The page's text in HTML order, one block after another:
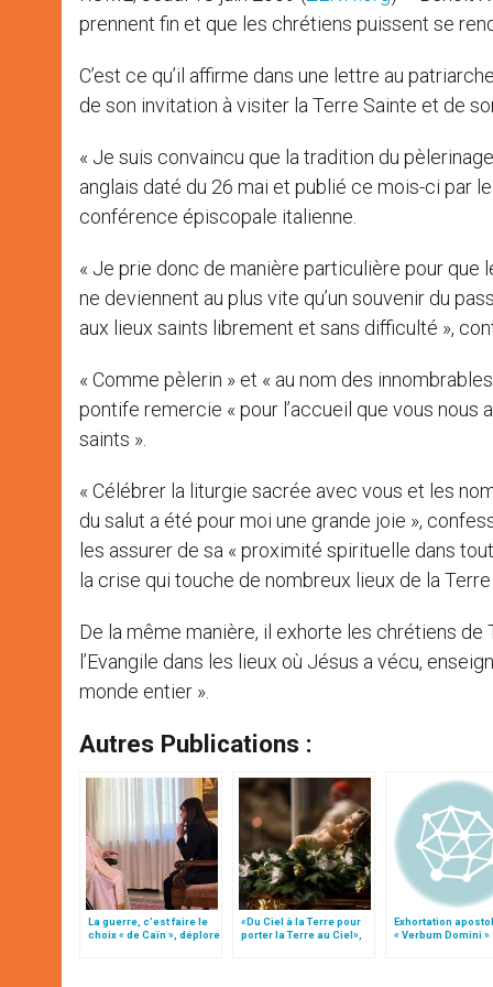
prennent fin et que les chrétiens puissent se
C’est ce qu’il affirme dans une lettre au
de son invitation à visiter la Terre Sainte et de
« Je suis convaincu que la tradition du
anglais daté du 26 mai et publié ce mois-ci par
conférence épiscopale italienne.
« Je prie donc de manière particulière pour
ne deviennent au plus vite qu’un souvenir du
aux lieux saints librement et sans difficulté »,
« Comme pèlerin » et « au nom des
pontife remercie « pour l’accueil que vous
saints ».
« Célébrer la liturgie sacrée avec vous et les
du salut a été pour moi une grande joie »,
les assurer de sa « proximité spirituelle dans
la crise qui touche de nombreux lieux de la Terre
De la même manière, il exhorte les chrétiens de
l’Evangile dans les lieux où Jésus a vécu,
monde entier ».
Autres Publications :
La guerre, c’est faire le
choix « de Caïn », déplore
«Du Ciel à la Terre pour
porter la Terre au Ciel»,
Exhortation
« Verbum Domini »